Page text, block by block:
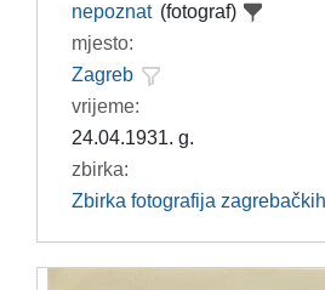
nepoznat (fotograf)
mjesto:
Zagreb
vrijeme:
24.04.1931. g.
zbirka:
Zbirka fotografija